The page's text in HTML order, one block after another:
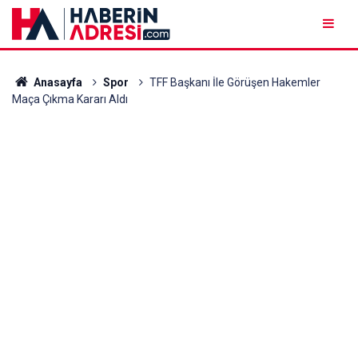
Anasayfa Spor
TFF Başkanı İle Görüşen Hakemler
Maça Çıkma Kararı Aldı